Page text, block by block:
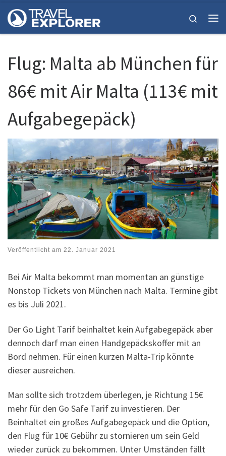
Zum Inhalt springen
Search
Flug: Malta ab München für
86€ mit Air Malta (113€ mit
Aufgabegepäck)
Veröffentlicht am 22. Januar 2021
Bei Air Malta bekommt man momentan an günstige
Nonstop Tickets von München nach Malta. Termine gibt
es bis Juli 2021.
Der Go Light Tarif beinhaltet kein Aufgabegepäck aber
dennoch darf man einen Handgepäckskoffer mit an
Bord nehmen. Für einen kurzen Malta-Trip könnte
dieser ausreichen.
Man sollte sich trotzdem überlegen, je Richtung 15€
mehr für den Go Safe Tarif zu investieren. Der
Beinhaltet ein großes Aufgabegepäck und die Option,
den Flug für 10€ Gebühr zu stornieren um sein Geld
wieder zurück zu bekommen. Unter Umständen fällt